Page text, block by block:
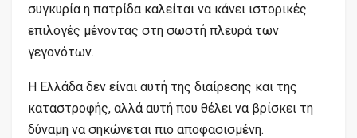
συγκυρία η πατρίδα καλείται να κάνει ιστορικές
επιλογές μένοντας στη σωστή πλευρά των
γεγονότων.
Η Ελλάδα δεν είναι αυτή της διαίρεσης και της
καταστροφής, αλλά αυτή που θέλει να βρίσκει τη
δύναμη να σηκώνεται πιο αποφασισμένη.